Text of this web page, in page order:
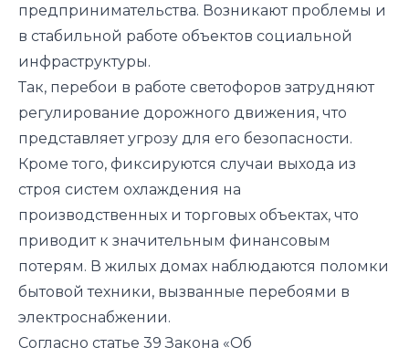
предпринимательства. Возникают проблемы и
в стабильной работе объектов социальной
инфраструктуры.
Так, перебои в работе светофоров затрудняют
регулирование дорожного движения, что
представляет угрозу для его безопасности.
Кроме того, фиксируются случаи выхода из
строя систем охлаждения на
производственных и торговых объектах, что
приводит к значительным финансовым
потерям. В жилых домах наблюдаются поломки
бытовой техники, вызванные перебоями в
электроснабжении.
Согласно статье 39 Закона «Об